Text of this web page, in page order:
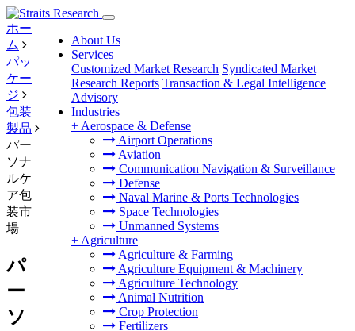
About Us
Services
Customized Market Research Syndicated Market
Research Reports Transaction & Legal Intelligence
Advisory
Industries
+ Aerospace & Defense
Airport Operations
Aviation
Communication Navigation & Surveillance
Defense
Naval Marine & Ports Technologies
Space Technologies
Unmanned Systems
+ Agriculture
Agriculture & Farming
Agriculture Equipment & Machinery
Agriculture Technology
Animal Nutrition
Crop Protection
Fertilizers
ホー
ム
パッ
ケー
ジ
包装
製品
パー
ソナ
ルケ
ア包
装市
場
パ
ー
ソ